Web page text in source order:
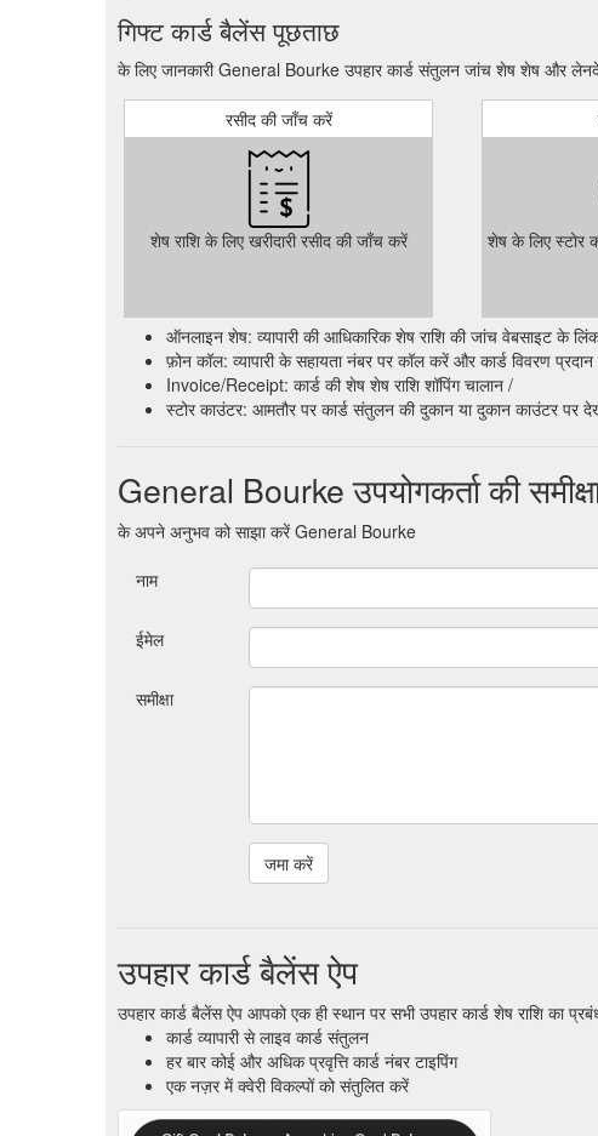
गिफ्ट कार्ड बैलेंस पूछताछ
के लिए जानकारी General Bourke उपहार कार्ड संतुलन जांच शेष शेष और
रसीद की जाँच करें
शेष राशि के लिए खरीदारी रसीद की जाँच करें शेष के लिए स्टोर
ऑनलाइन शेष: व्यापारी की आधिकारिक शेष राशि की जांच वेबसाइट के
फ़ोन कॉल: व्यापारी के सहायता नंबर पर कॉल करें और कार्ड विवरण
Invoice/Receipt: कार्ड की शेष शेष राशि शॉपिंग चालान /
स्टोर काउंटर: आमतौर पर कार्ड संतुलन की दुकान या दुकान काउंटर पर
General Bourke उपयोगकर्ता की
के अपने अनुभव को साझा करें General Bourke
नाम
ईमेल
समीक्षा
उपहार कार्ड बैलेंस ऐप
उपहार कार्ड बैलेंस ऐप आपको एक ही स्थान पर सभी उपहार कार्ड शेष राशि
कार्ड व्यापारी से लाइव कार्ड संतुलन
हर बार कोई और अधिक प्रवृत्ति कार्ड नंबर टाइपिंग
एक नज़र में क्वेरी विकल्पों को संतुलित करें